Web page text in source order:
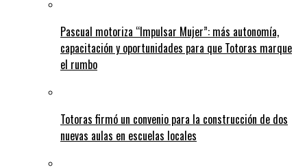
Pascual motoriza “Impulsar Mujer”: más autonomía,
capacitación y oportunidades para que Totoras marque
el rumbo
Totoras firmó un convenio para la construcción de dos
nuevas aulas en escuelas locales